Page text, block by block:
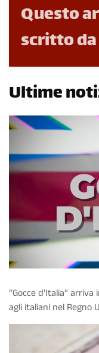
Questo
scritto
Ultime
“Gocce d’Italia”
agli italiani nel Regno